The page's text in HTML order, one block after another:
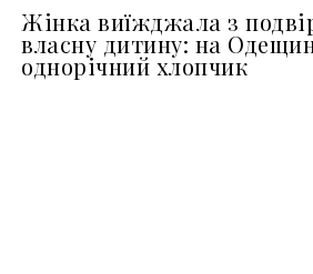
Жінка виїжджала з
власну дитину: на
однорічний хлопчик